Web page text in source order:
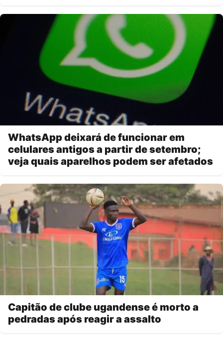
WhatsApp deixará de funcionar em
celulares antigos a partir de setembro;
veja quais aparelhos podem ser afetados
Capitão de clube ugandense é morto a
pedradas após reagir a assalto